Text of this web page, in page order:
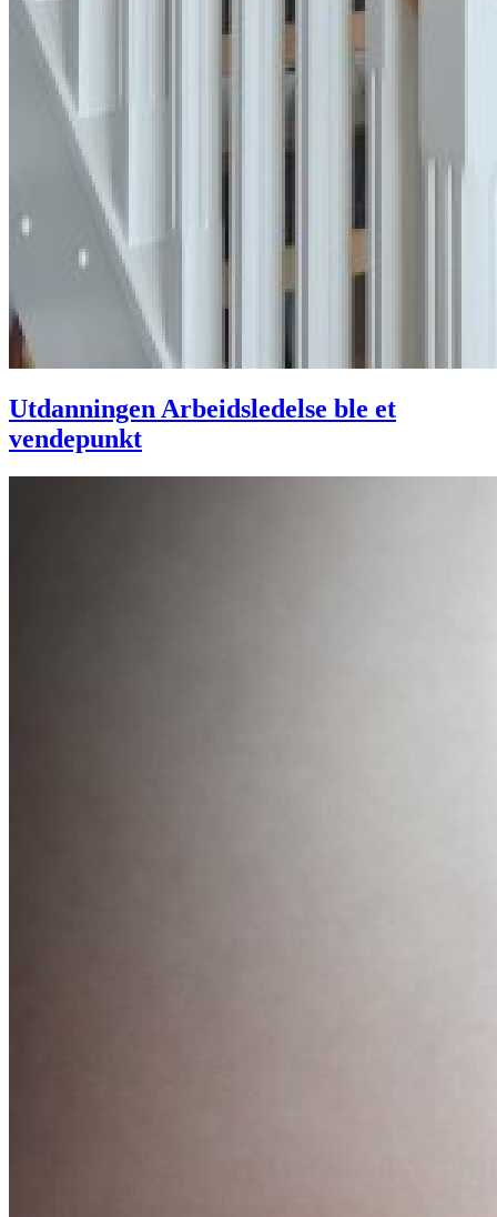
Utdanningen Arbeidsledelse ble et
vendepunkt